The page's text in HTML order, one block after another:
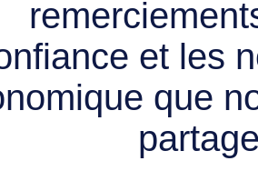
et les
que